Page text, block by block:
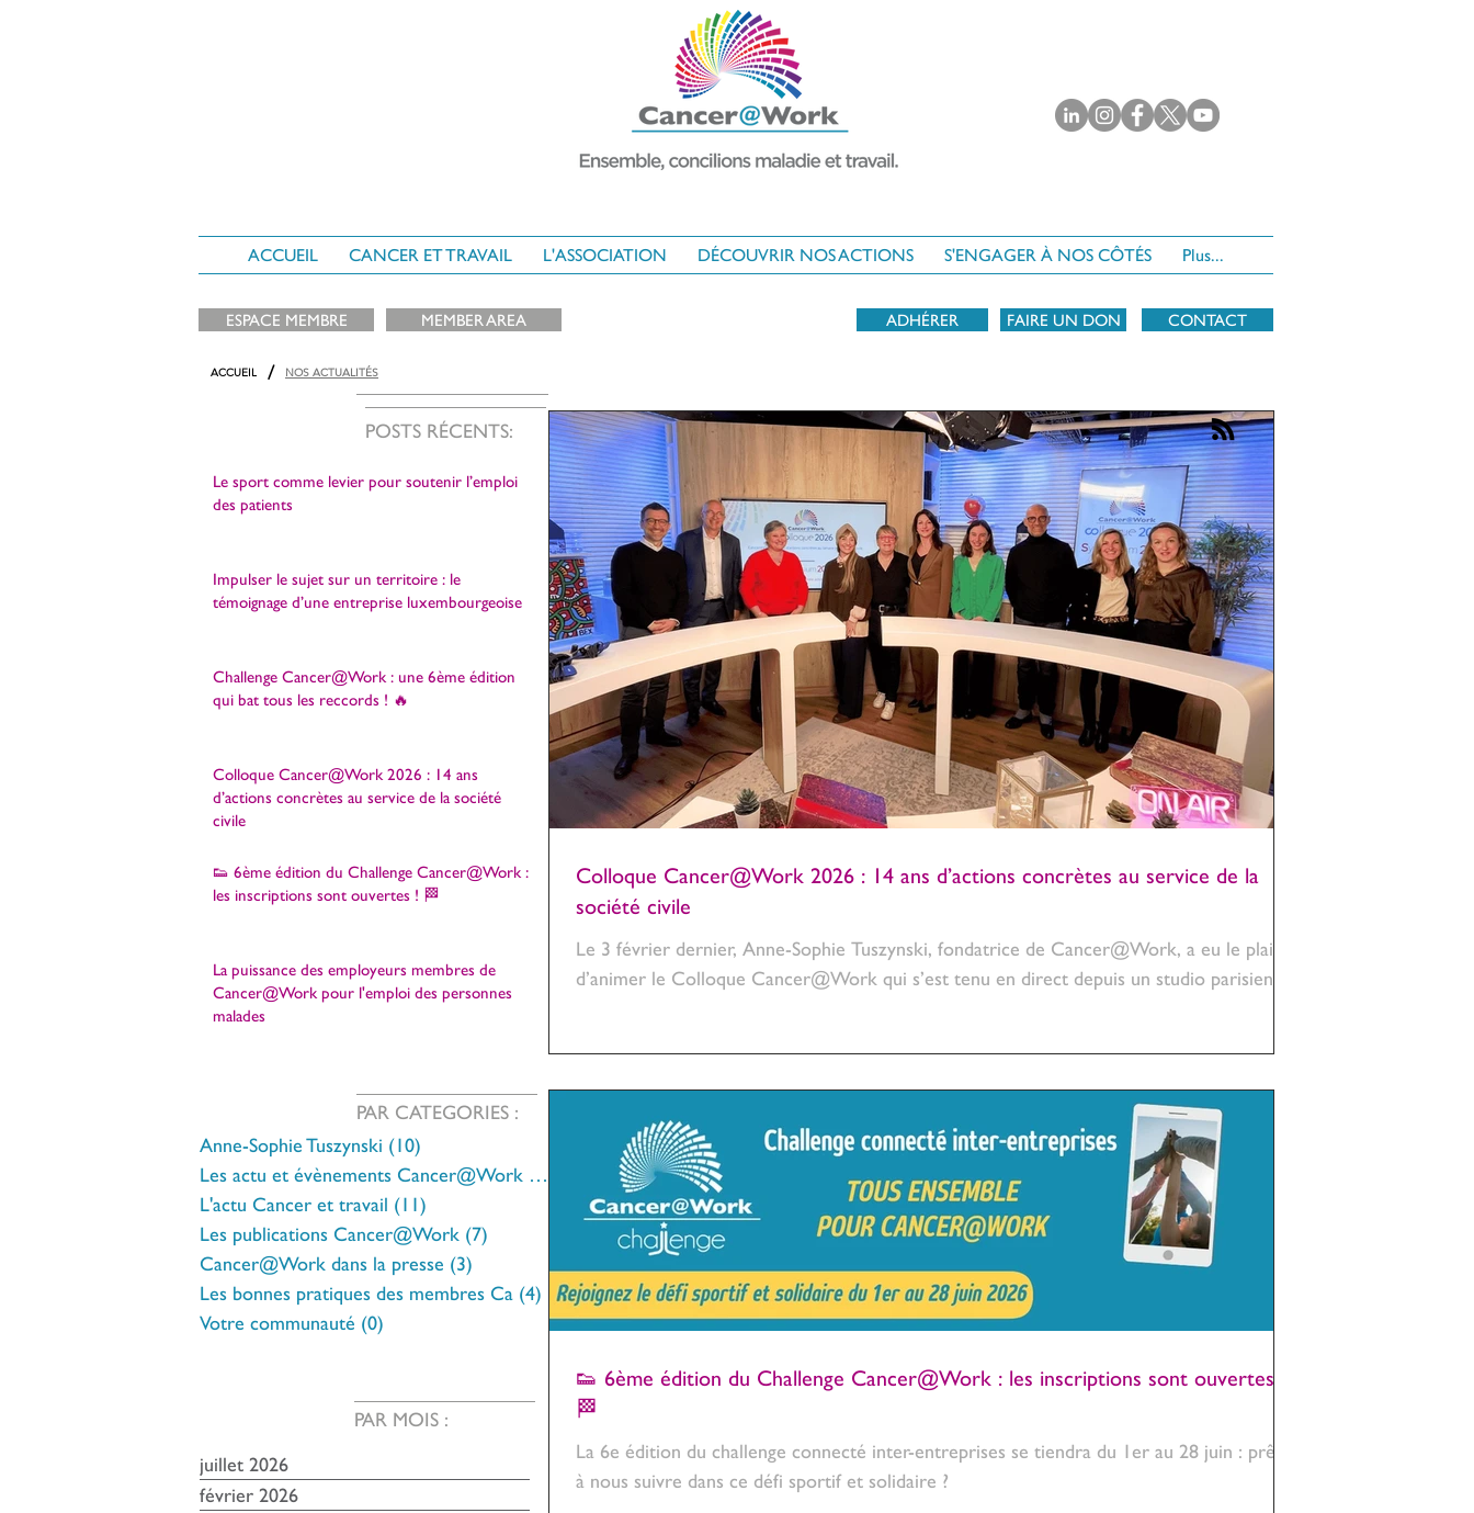
ACCUEIL CANCER ET TRAVAIL L'ASSOCIATION DÉCOUVRIR NOS ACTIONS S'ENGAGER À NOS CÔTÉS Plus...
ESPACE MEMBRE MEMBER AREA ADHÉRER FAIRE UN DON CONTACT
ACCUEIL / NOS ACTUALITÉS
Colloque Cancer@Work 2026 : 14 ans d’actions concrètes au service de la
société civile
Le 3 février dernier, Anne-Sophie Tuszynski, fondatrice de Cancer@Work, a eu le plaisir
d’animer le Colloque Cancer@Work qui s’est tenu en direct depuis un studio parisien.
👟 6ème édition du Challenge Cancer@Work : les inscriptions sont ouvertes !
🏁
La 6e édition du challenge connecté inter-entreprises se tiendra du 1er au 28 juin : prêts
à nous suivre dans ce défi sportif et solidaire ?
Le sport comme levier pour soutenir l’emploi
des patients
Impulser le sujet sur un territoire : le
témoignage d’une entreprise luxembourgeoise
Challenge Cancer@Work : une 6ème édition
qui bat tous les reccords ! 🔥
Colloque Cancer@Work 2026 : 14 ans
d’actions concrètes au service de la société
civile
👟 6ème édition du Challenge Cancer@Work :
les inscriptions sont ouvertes ! 🏁
La puissance des employeurs membres de
Cancer@Work pour l'emploi des personnes
malades
POSTS RÉCENTS:
Anne-Sophie Tuszynski (10)
Les actu et évènements Cancer@Work (24)
24 posts
L'actu Cancer et travail (11)
Les publications Cancer@Work (7)
Cancer@Work dans la presse (3)
Les bonnes pratiques des membres Ca (4) 4 posts
Votre communauté (0)
PAR CATEGORIES :
PAR MOIS :
juillet 2026
février 2026